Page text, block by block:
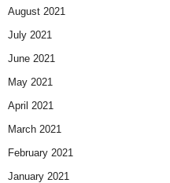
August 2021
July 2021
June 2021
May 2021
April 2021
March 2021
February 2021
January 2021